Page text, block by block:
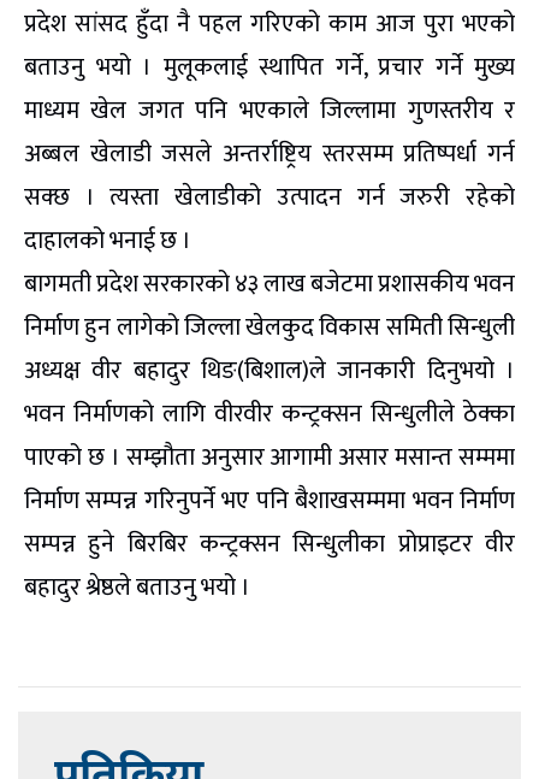
प्रदेश सांसद हुँदा नै पहल गरिएको काम आज पुरा भएको
बताउनु भयो । मुलूकलाई स्थापित गर्ने, प्रचार गर्ने मुख्य
माध्यम खेल जगत पनि भएकाले जिल्लामा गुणस्तरीय र
अब्बल खेलाडी जसले अन्तर्राष्ट्रिय स्तरसम्म प्रतिष्पर्धा गर्न
सक्छ । त्यस्ता खेलाडीको उत्पादन गर्न जरुरी रहेको
दाहालको भनाई छ ।
बागमती प्रदेश सरकारको ४३ लाख बजेटमा प्रशासकीय भवन
निर्माण हुन लागेको जिल्ला खेलकुद विकास समिती सिन्धुली
अध्यक्ष वीर बहादुर थिङ(बिशाल)ले जानकारी दिनुभयो ।
भवन निर्माणको लागि वीरवीर कन्ट्रक्सन सिन्धुलीले ठेक्का
पाएको छ । सम्झौता अनुसार आगामी असार मसान्त सम्ममा
निर्माण सम्पन्न गरिनुपर्ने भए पनि बैशाखसम्ममा भवन निर्माण
सम्पन्न हुने बिरबिर कन्ट्रक्सन सिन्धुलीका प्रोप्राइटर वीर
बहादुर श्रेष्ठले बताउनु भयो ।